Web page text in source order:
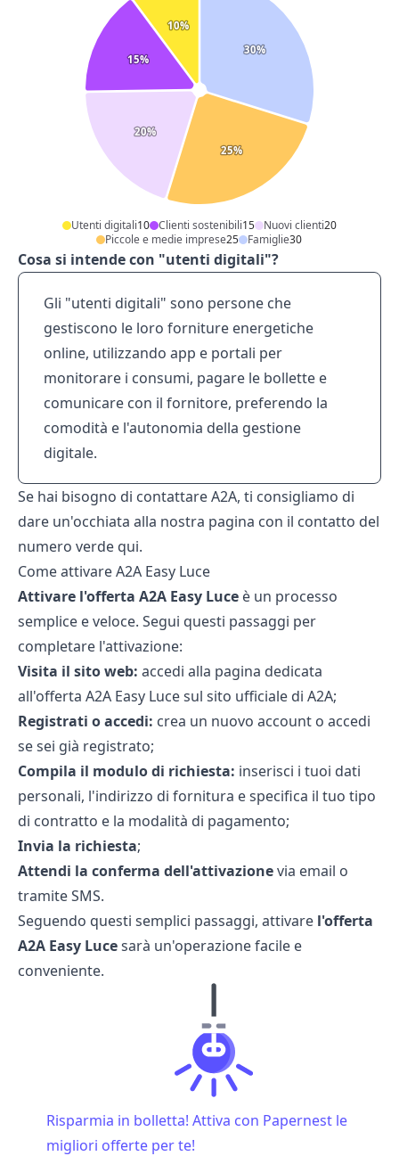
10%
15%
20%
25%
30%
Utenti digitali10 Clienti sostenibili15 Nuovi clienti20
Piccole e medie imprese25 Famiglie30
Cosa si intende con "utenti digitali"?
Gli "utenti digitali" sono persone che
gestiscono le loro forniture energetiche
online, utilizzando app e portali per
monitorare i consumi, pagare le bollette e
comunicare con il fornitore, preferendo la
comodità e l'autonomia della gestione
digitale.
Se hai bisogno di contattare A2A, ti consigliamo di
dare un'occhiata alla nostra pagina con il contatto del
numero verde qui.
Come attivare A2A Easy Luce
Attivare l'offerta A2A Easy Luce è un processo
semplice e veloce. Segui questi passaggi per
completare l'attivazione:
Visita il sito web: accedi alla pagina dedicata
all'offerta A2A Easy Luce sul sito ufficiale di A2A;
Registrati o accedi: crea un nuovo account o accedi
se sei già registrato;
Compila il modulo di richiesta: inserisci i tuoi dati
personali, l'indirizzo di fornitura e specifica il tuo tipo
di contratto e la modalità di pagamento;
Invia la richiesta;
Attendi la conferma dell'attivazionevia email o
tramite SMS.
Seguendo questi semplici passaggi, attivare l'offerta
A2A Easy Lucesarà un'operazione facile e
conveniente.
Risparmia in bolletta! Attiva con Papernest le
migliori offerte per te!